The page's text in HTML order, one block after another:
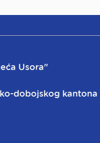
Usora"
dobojskog kantona